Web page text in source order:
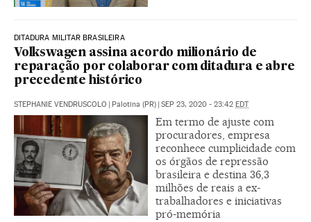
DITADURA MILITAR BRASILEIRA
Volkswagen assina acordo milionário de
reparação por colaborar com ditadura e abre
precedente histórico
STEPHANIE VENDRUSCOLO | Palotina (PR) | SEP 23, 2020 - 23:42 EDT
Em termo de ajuste com
procuradores, empresa
reconhece cumplicidade com
os órgãos de repressão
brasileira e destina 36,3
milhões de reais a ex-
trabalhadores e iniciativas
pró-memória